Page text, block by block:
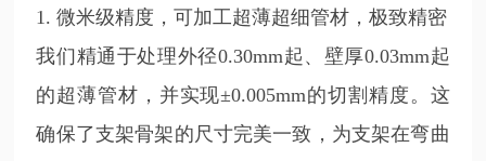
1. 微米级精度，可加工超薄超细管材，极致精密
我们精通于处理外径0.30mm起、壁厚0.03mm起
的超薄管材，并实现±0.005mm的切割精度。这
确保了支架骨架的尺寸完美一致，为支架在弯曲